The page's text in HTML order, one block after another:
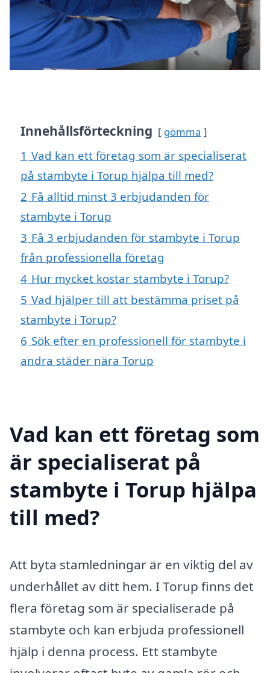
Innehållsförteckning gömma
1 Vad kan ett företag som är specialiserat
på stambyte i Torup hjälpa till med?
2 Få alltid minst 3 erbjudanden för
stambyte i Torup
3 Få 3 erbjudanden för stambyte i Torup
från professionella företag
4 Hur mycket kostar stambyte i Torup?
5 Vad hjälper till att bestämma priset på
stambyte i Torup?
6 Sök efter en professionell för stambyte i
andra städer nära Torup
Vad kan ett företag som
är specialiserat på
stambyte i Torup hjälpa
till med?
Att byta stamledningar är en viktig del av
underhållet av ditt hem. I Torup finns det
flera företag som är specialiserade på
stambyte och kan erbjuda professionell
hjälp i denna process. Ett stambyte